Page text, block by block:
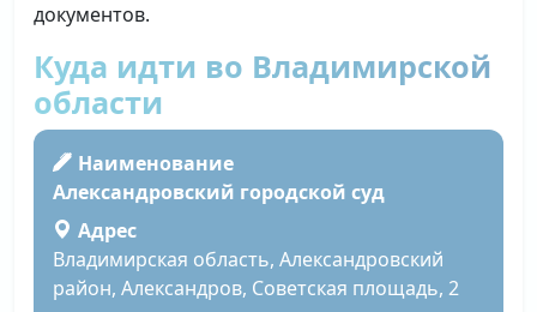
документов.
Куда идти во Владимирской
области
Наименование
Александровский городской суд
Адрес
Владимирская область, Александровский
район, Александров, Советская площадь, 2